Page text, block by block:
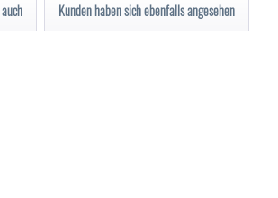
Kunden haben sich ebenfalls angesehen